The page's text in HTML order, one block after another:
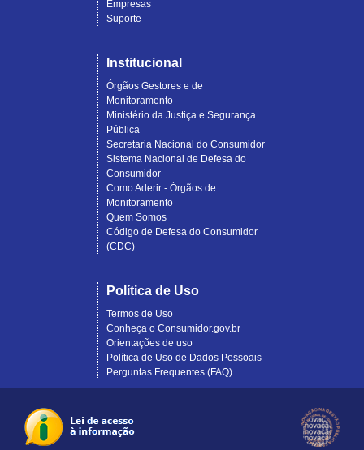
Empresas
Suporte
Institucional
Órgãos Gestores e de
Monitoramento
Ministério da Justiça e Segurança
Pública
Secretaria Nacional do Consumidor
Sistema Nacional de Defesa do
Consumidor
Como Aderir - Órgãos de
Monitoramento
Quem Somos
Código de Defesa do Consumidor
(CDC)
Política de Uso
Termos de Uso
Conheça o Consumidor.gov.br
Orientações de uso
Política de Uso de Dados Pessoais
Perguntas Frequentes (FAQ)